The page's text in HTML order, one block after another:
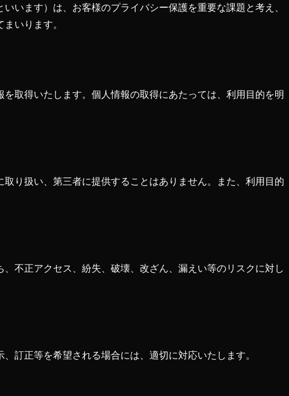
います）は、お客様のプライバシー保護を重要な課題と考え、
いります。
取得いたします。個人情報の取得にあたっては、利用目的を明
り扱い、第三者に提供することはありません。また、利用目的
不正アクセス、紛失、破壊、改ざん、漏えい等のリスクに対し
訂正等を希望される場合には、適切に対応いたします。